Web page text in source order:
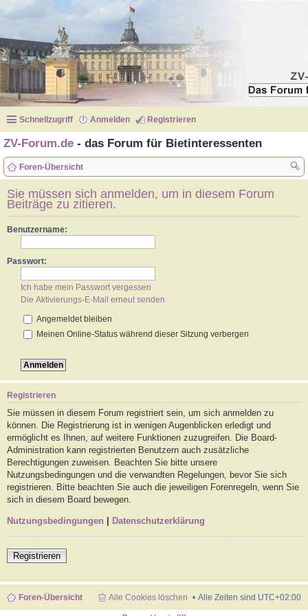
Schnellzugriff Anmelden Registrieren
ZV-Forum.de - das Forum für Bietinteressenten
Foren-Übersicht
Sie müssen sich anmelden, um in diesem Forum
Beiträge zu zitieren.
Benutzername:
Passwort:
Ich habe mein Passwort vergessen
Die Aktivierungs-E-Mail erneut senden
Angemeldet bleiben
Meinen Online-Status während dieser Sitzung verbergen
Registrieren
Sie müssen in diesem Forum registriert sein, um sich anmelden zu
können. Die Registrierung ist in wenigen Augenblicken erledigt und
ermöglicht es Ihnen, auf weitere Funktionen zuzugreifen. Die Board-
Administration kann registrierten Benutzern auch zusätzliche
Berechtigungen zuweisen. Beachten Sie bitte unsere
Nutzungsbedingungen und die verwandten Regelungen, bevor Sie sich
registrieren. Bitte beachten Sie auch die jeweiligen Forenregeln, wenn Sie
sich in diesem Board bewegen.
Nutzungsbedingungen Datenschutzerklärung
Registrieren
Foren-Übersicht Alle Zeiten sind UTC+02:00
Alle Cookies löschen